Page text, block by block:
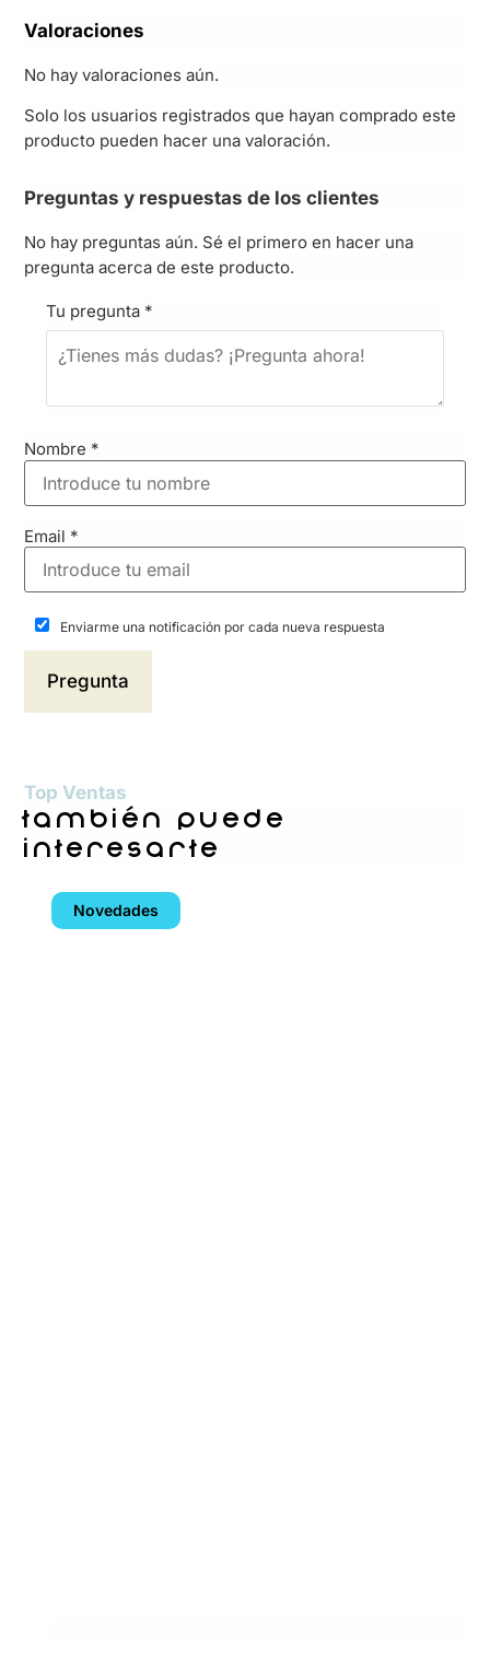
Valoraciones
No hay valoraciones aún.
Solo los usuarios registrados que hayan comprado este
producto pueden hacer una valoración.
Preguntas y respuestas de los clientes
No hay preguntas aún. Sé el primero en hacer una
pregunta acerca de este producto.
Tu pregunta *
Nombre *
Email *
Enviarme una notificación por cada nueva respuesta
Top Ventas
también puede
interesarte
Novedades